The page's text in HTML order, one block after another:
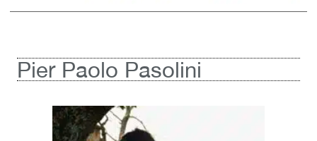
Pier Paolo Pasolini